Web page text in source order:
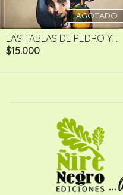
AGOTADO
LAS TABLAS DE PEDRO Y...
$15.000